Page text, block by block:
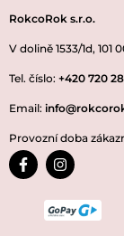
RokcoRok s.r.o.
V dolině 1533/1d, 101
Tel. číslo: +420 720
Email:
Provozní doba